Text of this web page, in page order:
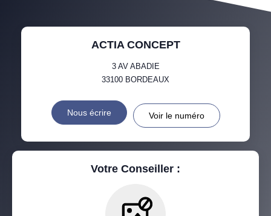
ACTIA CONCEPT
3 AV ABADIE
33100 BORDEAUX
Nous écrire Voir le numéro
Votre Conseiller :